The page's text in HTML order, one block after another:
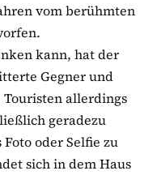
vom berühmten
kann, hat der
Gegner und
allerdings
geradezu
oder Selfie zu
sich in dem Haus